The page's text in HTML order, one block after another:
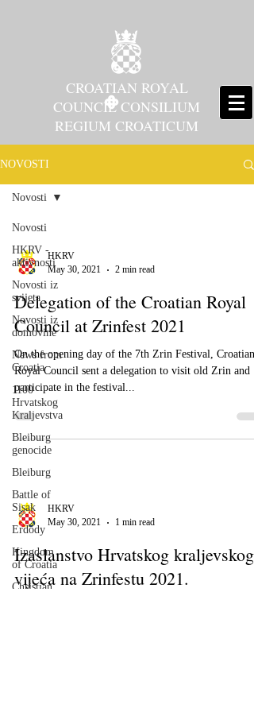
CROATIAN ROYAL
COUNCIL CONSILIUM
REGIUM CROATICUM
NOVOSTI
Novosti
HKRV -
aktivnosti
Novosti iz
svijeta
Novosti iz
domovine
News from
Croatia
1100
Hrvatskog
Kraljevstva
Bleiburg
genocide
Bleiburg
Battle of
Sisak
Erdődy
Kingdom
of Croatia
Christian
Novosti
HKRV
May 30, 2021
2 min read
Delegation of the Croatian Royal
Council at Zrinfest 2021
On the opening day of the 7th Zrin Festival, Croatian
Royal Council sent a delegation to visit old Zrin and
participate in the festival...
HKRV
May 30, 2021
1 min read
Izaslanstvo Hrvatskog kraljevskog
vijeća na Zrinfestu 2021.